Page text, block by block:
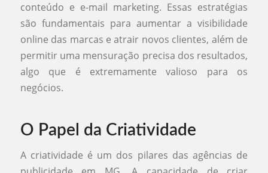
conteúdo e e-mail marketing. Essas estratégias
são fundamentais para aumentar a visibilidade
online das marcas e atrair novos clientes, além de
permitir uma mensuração precisa dos resultados,
algo que é extremamente valioso para os
negócios.
O Papel da Criatividade
A criatividade é um dos pilares das agências de